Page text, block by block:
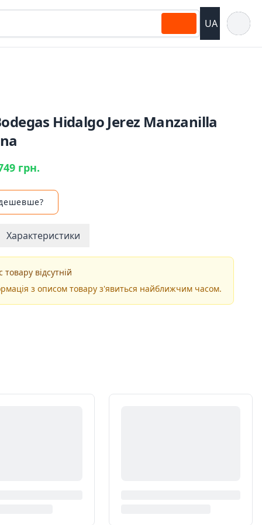
UA
Hidalgo Jerez Manzanilla
грн.
Характеристики
товару відсутній
з описом товару з'явиться найближчим часом.